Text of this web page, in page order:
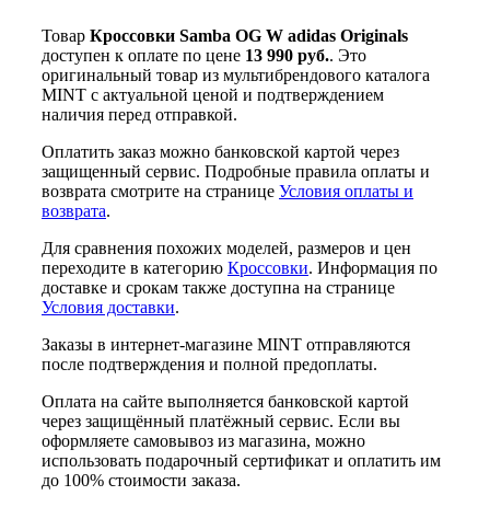
Товар Кроссовки Samba OG W adidas Originals
доступен к оплате по цене 13 990 руб.. Это
оригинальный товар из мультибрендового каталога
MINT с актуальной ценой и подтверждением
наличия перед отправкой.
Оплатить заказ можно банковской картой через
защищенный сервис. Подробные правила оплаты и
возврата смотрите на странице Условия оплаты и
возврата.
Для сравнения похожих моделей, размеров и цен
переходите в категорию Кроссовки. Информация по
доставке и срокам также доступна на странице
Условия доставки.
Заказы в интернет-магазине MINT отправляются
после подтверждения и полной предоплаты.
Оплата на сайте выполняется банковской картой
через защищённый платёжный сервис. Если вы
оформляете самовывоз из магазина, можно
использовать подарочный сертификат и оплатить им
до 100% стоимости заказа.